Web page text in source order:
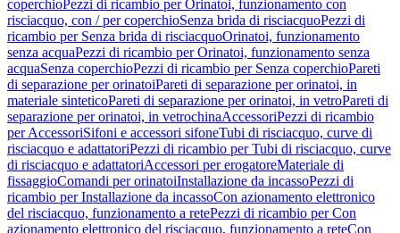
coperchioPezzi di ricambio per Orinatoi, funzionamento con
risciacquo, con / per coperchioSenza brida di risciacquoPezzi di
ricambio per Senza brida di risciacquoOrinatoi, funzionamento
senza acquaPezzi di ricambio per Orinatoi, funzionamento senza
acquaSenza coperchioPezzi di ricambio per Senza coperchioPareti
di separazione per orinatoiPareti di separazione per orinatoi, in
materiale sinteticoPareti di separazione per orinatoi, in vetroPareti di
separazione per orinatoi, in vetrochinaAccessoriPezzi di ricambio
per AccessoriSifoni e accessori sifoneTubi di risciacquo, curve di
risciacquo e adattatoriPezzi di ricambio per Tubi di risciacquo, curve
di risciacquo e adattatoriAccessori per erogatoreMateriale di
fissaggioComandi per orinatoiInstallazione da incassoPezzi di
ricambio per Installazione da incassoCon azionamento elettronico
del risciacquo, funzionamento a retePezzi di ricambio per Con
azionamento elettronico del risciacquo, funzionamento a reteCon